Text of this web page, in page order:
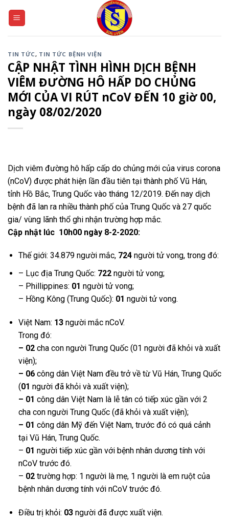
TIN TỨC, TIN TỨC BỆNH VIỆN
CẬP NHẬT TÌNH HÌNH DỊCH BỆNH
VIÊM ĐƯỜNG HÔ HẤP DO CHỦNG
MỚI CỦA VI RÚT nCoV ĐẾN 10 giờ 00,
ngày 08/02/2020
Dịch viêm đường hô hấp cấp do chủng mới của virus corona
(nCoV) được phát hiện lần đầu tiên tại thành phố Vũ Hán,
tỉnh Hồ Bắc, Trung Quốc vào tháng 12/2019. Đến nay dịch
bệnh đã lan ra nhiều thành phố của Trung Quốc và 27 quốc
gia/ vùng lãnh thổ ghi nhận trường hợp mắc.
Cập nhật lúc 10h00 ngày 8-2-2020:
Thế giới: 34.879 người mắc, 724 người tử vong, trong đó:
– Lục địa Trung Quốc: 722 người tử vong;
– Phillippines: 01 người tử vong;
– Hồng Kông (Trung Quốc): 01 người tử vong.
Việt Nam: 13người mắc nCoV.
Trong đó:
– 02cha con người Trung Quốc (01 người đã khỏi và xuất
viện);
– 06công dân Việt Nam đều trở về từ Vũ Hán, Trung Quốc
(01 người đã khỏi và xuất viện);
– 01 công dân Việt Nam là lễ tân có tiếp xúc gần với 2
cha con người Trung Quốc (đã khỏi và xuất viện);
– 01 công dân Mỹ đến Việt Nam, trước đó có quá cảnh
tại Vũ Hán, Trung Quốc.
– 01 người tiếp xúc gần với bệnh nhân dương tính với
nCoV trước đó.
– 02trường hợp: 1 người là mẹ, 1 người là em ruột của
bệnh nhân dương tính với nCoV trước đó.
Điều trị khỏi: 03người đã được xuất viện.